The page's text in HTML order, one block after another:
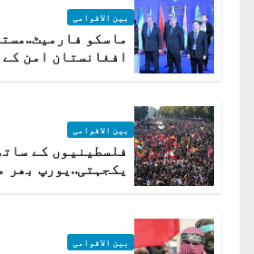
بین الاقوامی
ماسکو
افغانستان امن
بین الاقوامی
فلسطینیوں کے
یکجہتی..یورپ بھر
بین الاقوامی